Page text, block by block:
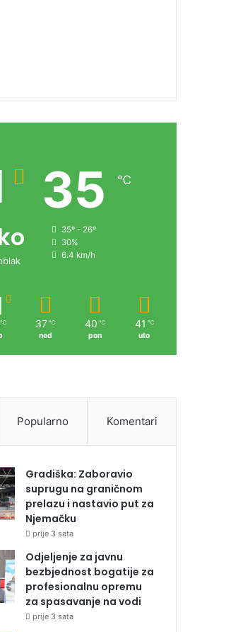
35 ℃
35º - 26º
30%
6.4 km/h
℃ 37 ℃
ned
40 ℃
pon
41 ℃
uto
Popularno Komentari
Gradiška: Zaboravio
suprugu na graničnom
prelazu i nastavio put za
Njemačku
prije 3 sata
Odjeljenje za javnu
bezbjednost bogatije za
profesionalnu opremu
za spasavanje na vodi
prije 3 sata